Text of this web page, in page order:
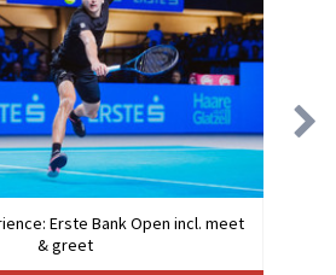
Erste Bank Open incl. meet
& greet